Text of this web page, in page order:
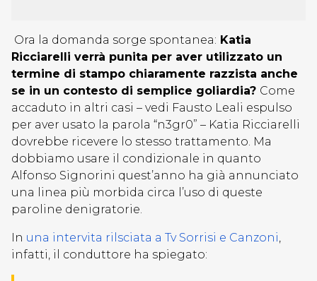
Ora la domanda sorge spontanea: Katia
Ricciarelli verrà punita per aver utilizzato un
termine di stampo chiaramente razzista anche
se in un contesto di semplice goliardia? Come
accaduto in altri casi – vedi Fausto Leali espulso
per aver usato la parola “n3gr0” – Katia Ricciarelli
dovrebbe ricevere lo stesso trattamento. Ma
dobbiamo usare il condizionale in quanto
Alfonso Signorini quest’anno ha già annunciato
una linea più morbida circa l’uso di queste
paroline denigratorie.
In una intervita rilsciata a Tv Sorrisi e Canzoni,
infatti, il conduttore ha spiegato: